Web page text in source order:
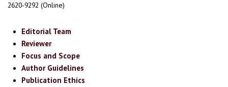
2620-9292 (Online)
Editorial Team
Reviewer
Focus and Scope
Author Guidelines
Publication Ethics